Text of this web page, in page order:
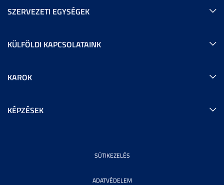
SZERVEZETI EGYSÉGEK
KÜLFÖLDI KAPCSOLATAINK
KAROK
KÉPZÉSEK
SÜTIKEZELÉS
ADATVÉDELEM